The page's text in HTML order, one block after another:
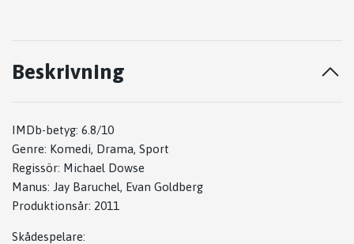
Beskrivning
IMDb-betyg: 6.8/10
Genre: Komedi, Drama, Sport
Regissör: Michael Dowse
Manus: Jay Baruchel, Evan Goldberg
Produktionsår: 2011
Skådespelare: